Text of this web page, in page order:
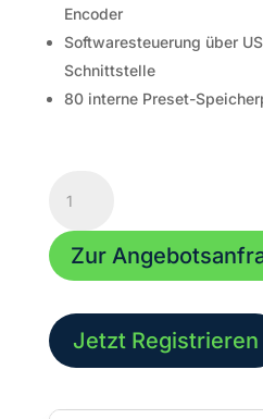
Encoder
Softwaresteuerung über
Schnittstelle
80 interne Preset-
Acoustic
Ikarray-
12sp
DA
Zur
Jetzt Registrieren